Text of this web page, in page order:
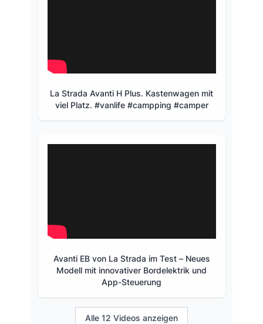
La Strada Avanti H Plus. Kastenwagen mit
viel Platz. #vanlife #campping #camper
Avanti EB von La Strada im Test – Neues
Modell mit innovativer Bordelektrik und
App-Steuerung
Alle 12 Videos anzeigen